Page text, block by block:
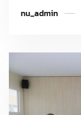
nu_admin